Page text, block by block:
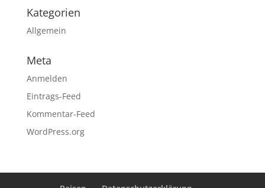
Kategorien
Allgemein
Meta
Anmelden
Eintrags-Feed
Kommentar-Feed
WordPress.org